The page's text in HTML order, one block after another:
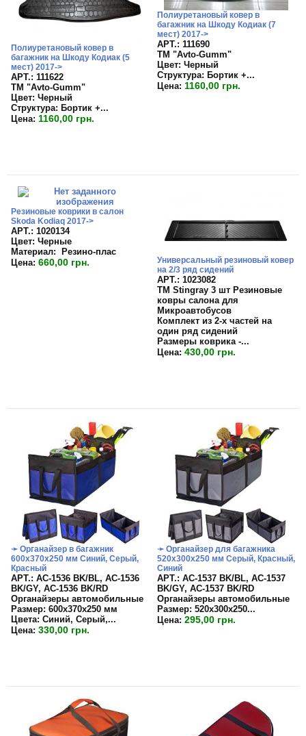
Полиуретановый ковер в
багажник на Шкоду Кодиак (5
мест) 2017->
APT.: 111622
TM "Avto-Gumm"
Цвет: Черный
Структура: Бортик +...
Цена: 1160,00 грн.
Полиуретановый ковер в
багажник на Шкоду Кодиак (7
мест) 2017->
APT.: 111690
TM "Avto-Gumm"
Цвет: Черный
Структура: Бортик +...
Цена: 1160,00 грн.
Резиновые коврики в салон
Skoda Kodiaq 2017->
APT.: 1020134
Цвет: Черные
Материал:
Резино-плас
Цена: 660,00 грн.
Универсальный резиновый ковер
на 2/3 ряд сидений
APT.: 1023082
TM Stingray 3 шт Резиновые
ковры салона для
Микроавтобусов
Комплект из 2-х частей на
один ряд сидений
Размеры коврика -...
Цена: 430,00 грн.
➛ Органайзер в багажник
600х370х250 мм Синий, Серый,
Красный
APT.: АС-1536 BK/BL, АС-1536
BK/GY, АС-1536 BK/RD
Органайзеры автомобильные
Размер: 600х370х250 мм
Цвета: Синий, Серый,...
Цена: 330,00 грн.
➛ Органайзер для багажника
520х300х250 мм Серый, Красный,
Синий
APT.: АС-1537 BK/BL, АС-1537
BK/GY, АС-1537 BK/RD
Органайзеры автомобильные
Размер: 520х300х250...
Цена: 295,00 грн.